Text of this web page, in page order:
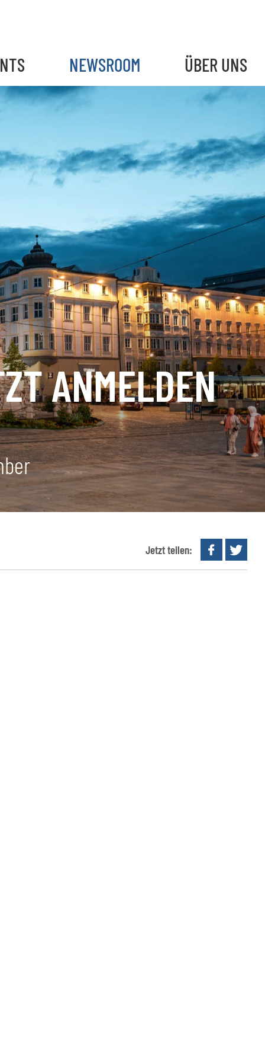
NEWSROOM ÜBER UNS
ANMELDEN
Jetzt teilen: